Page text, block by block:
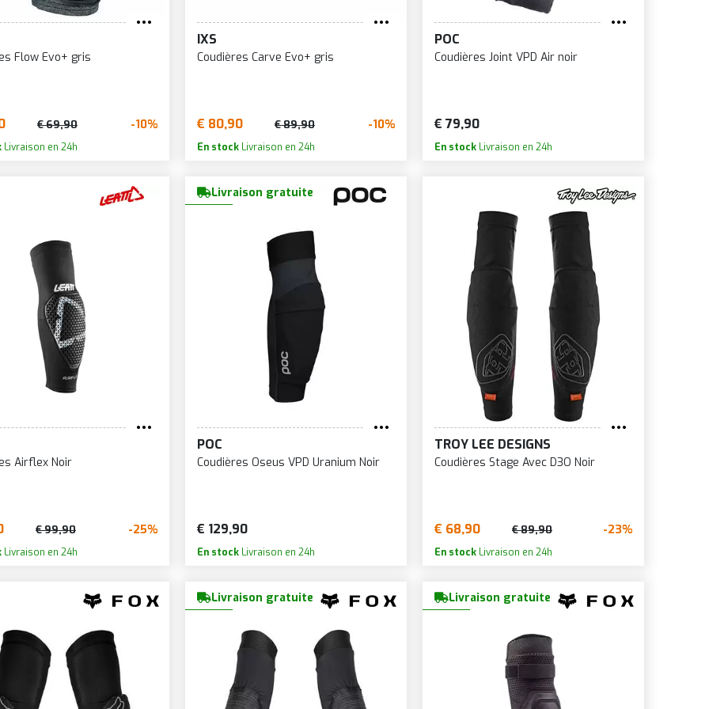
Flow Evo+ gris
€ 69,90 -10%
Livraison en 24h
IXS
Coudières Carve Evo+ gris
€ 80,90 € 89,90 -10%
En stockLivraison en 24h
POC
Coudières Joint VPD Air noir
€ 79,90
En stockLivraison en 24h
Airflex Noir
€ 99,90 -25%
Livraison en 24h
Livraison gratuite
POC
Coudières Oseus VPD Uranium Noir
€ 129,90
En stockLivraison en 24h
TROY LEE DESIGNS
Coudières Stage Avec D3O Noir
€ 68,90 € 89,90 -23%
En stockLivraison en 24h
Livraison gratuite Livraison gratuite